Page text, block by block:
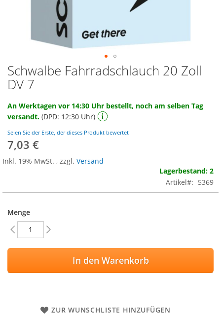
Zum
Anfang
der
springen
Schwalbe Fahrradschlauch 20 Zoll
DV 7
An Werktagen vor 14:30 Uhr bestellt, noch am selben Tag
versandt. (DPD: 12:30 Uhr)
Seien Sie der Erste, der dieses Produkt bewertet
7,03 €
Inkl. 19% MwSt. , zzgl. Versand
Lagerbestand: 2
Artikel
5369
Menge
In den Warenkorb
ZUR WUNSCHLISTE HINZUFÜGEN